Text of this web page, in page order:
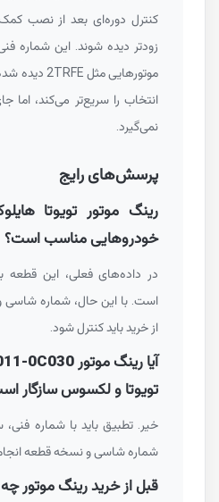
کنترل دوره‌ای بعد از نصب کمک
زودتر دیده شوند. این شماره فنی
موتورهایی مثل2TRFEدیده شده
انتخاب را سریع‌تر می‌کند، اما
نمی‌گیرد.
پرسش‌های رایج
خودروهایی مناسب است؟
در داده‌های فعلی، این قطعه
است. با این حال، شماره شاسی و
از خرید باید کنترل شود.
آیا رینگ موتور0C030
تویوتا و لکسوس سازگار است؟
خیر. تطبیق باید با شماره فنی،
شماره شاسی و نسخه قطعه انجام
قبل از خرید رینگ موتور چه